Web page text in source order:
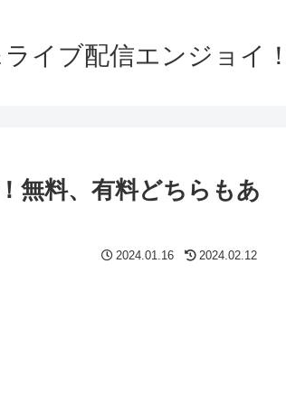
ライブ配信エンジョイ
無料、有料どちらもあ
2024.01.16 2024.02.12